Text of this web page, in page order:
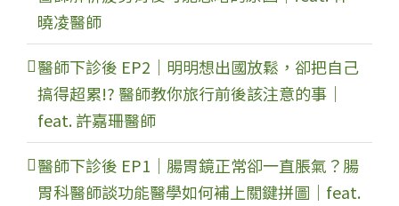
曉凌醫師
醫師下診後 EP2｜明明想出國放鬆，卻把自己
搞得超累!? 醫師教你旅行前後該注意的事｜
feat. 許嘉珊醫師
醫師下診後 EP1｜腸胃鏡正常卻一直脹氣？腸
胃科醫師談功能醫學如何補上關鍵拼圖｜feat.